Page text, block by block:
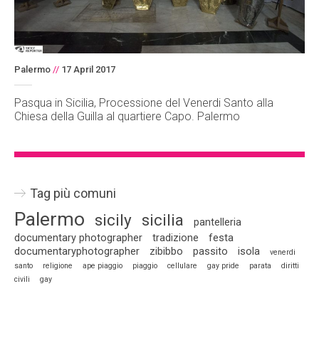
Palermo // 17 April 2017
Pasqua in Sicilia, Processione del Venerdi Santo alla
Chiesa della Guilla al quartiere Capo. Palermo
Tag più comuni
Palermo sicily sicilia
pantelleria
documentary photographer
tradizione
festa
documentaryphotographer
zibibbo passito isola
venerdi
santo
religione ape piaggio piaggio cellulare gay pride parata
diritti
civili
gay